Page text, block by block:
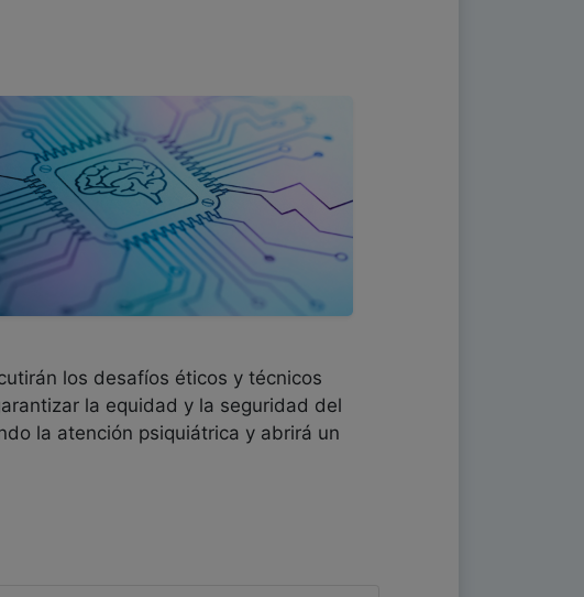
los desafíos éticos y técnicos
la equidad y la seguridad del
la atención psiquiátrica y abrirá un